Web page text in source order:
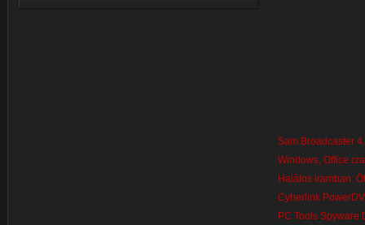
Sam Broadcaster
Windows, Office
Halálos iramban:
Cyberlink
PC Tools Spyware